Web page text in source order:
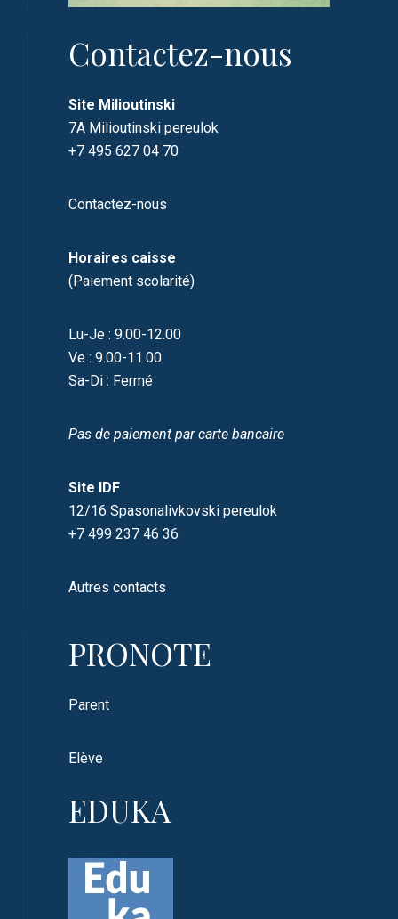
Contactez-nous
Site Milioutinski
7A Milioutinski pereulok
+7 495 627 04 70
Contactez-nous
Horaires caisse
(Paiement scolarité)
Lu-Je : 9.00-12.00
Ve : 9.00-11.00
Sa-Di : Fermé
Pas de paiement par carte bancaire
Site IDF
12/16 Spasonalivkovski pereulok
+7 499 237 46 36
Autres contacts
PRONOTE
Parent
Elève
EDUKA